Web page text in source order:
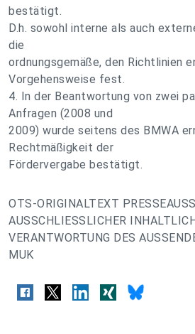
bestätigt.
D.h. sowohl interne als auch
die
ordnungsgemäße, den Richtlinien
Vorgehensweise fest.
4. In der Beantwortung von zwei
Anfragen (2008 und
2009) wurde seitens des BMWA
Rechtmäßigkeit der
Fördervergabe bestätigt.
OTS-ORIGINALTEXT
AUSSCHLIESSLICHER
VERANTWORTUNG DES
MUK